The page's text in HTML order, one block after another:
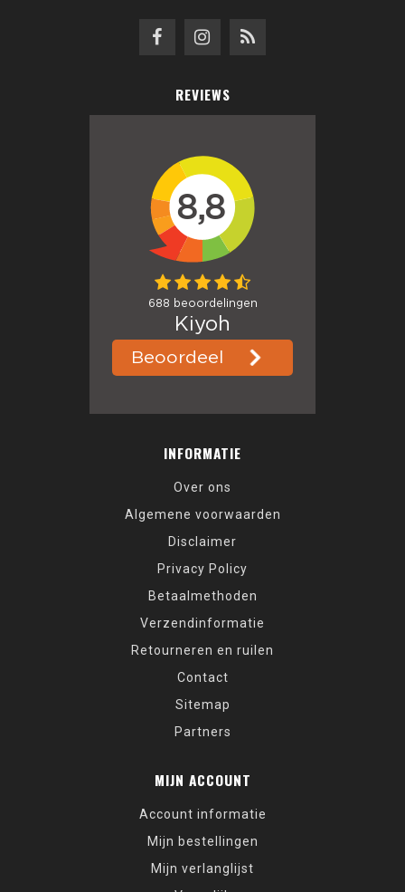
REVIEWS
INFORMATIE
Over ons
Algemene voorwaarden
Disclaimer
Privacy Policy
Betaalmethoden
Verzendinformatie
Retourneren en ruilen
Contact
Sitemap
Partners
MIJN ACCOUNT
Account informatie
Mijn bestellingen
Mijn verlanglijst